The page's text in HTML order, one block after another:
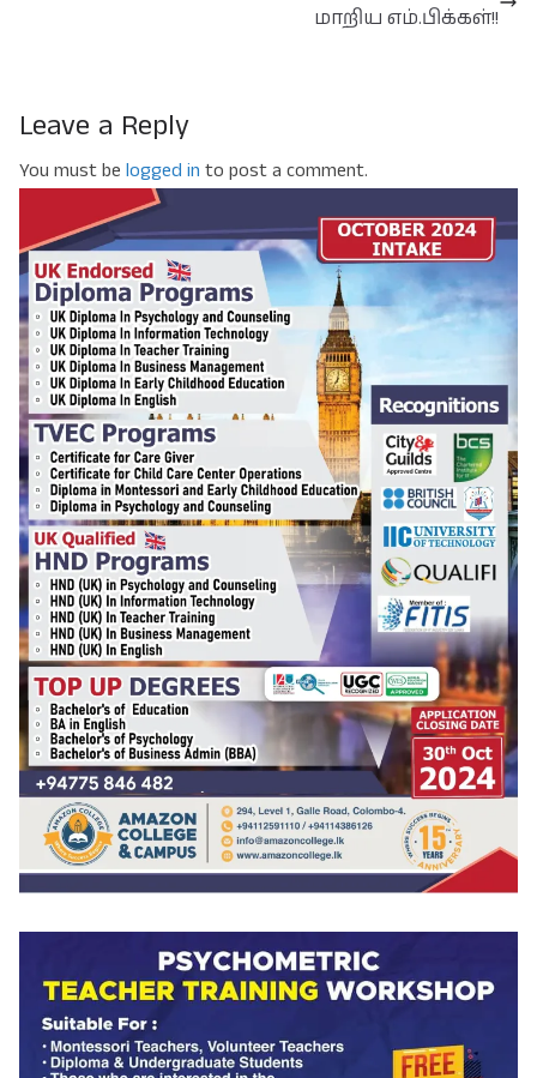
மாறிய எம்.பிக்கள்!!
Leave a Reply
You must be logged in to post a comment.